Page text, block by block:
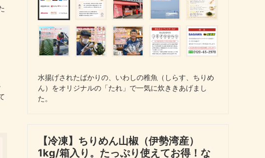
水揚げされたばかりの、いわしの稚魚（しらす、ちりめ
ん）をオリジナルの「たれ」で一気に炊ききあげまし
た。
【冷凍】ちりめん山椒（伊勢湾産）
1kg/箱入り。たっぷり使えてお得！な